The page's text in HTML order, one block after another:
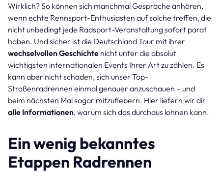
Wirklich? So können sich manchmal Gespräche anhören,
wenn echte Rennsport-Enthusiasten auf solche treffen, die
nicht unbedingt jede Radsport-Veranstaltung sofort parat
haben. Und sicher ist die Deutschland Tour mit ihrer
wechselvollen Geschichte nicht unter die absolut
wichtigsten internationalen Events Ihrer Art zu zählen. Es
kann aber nicht schaden, sich unser Top-
Straßenradrennen einmal genauer anzuschauen – und
beim nächsten Mal sogar mitzufiebern. Hier liefern wir dir
alle Informationen, warum sich das durchaus lohnen kann.
Ein wenig bekanntes
Etappen Radrennen